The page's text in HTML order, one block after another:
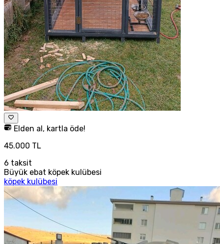
Elden al, kartla öde!
45.000 TL
6 taksit
Büyük ebat köpek kulübesi
köpek kulübesi